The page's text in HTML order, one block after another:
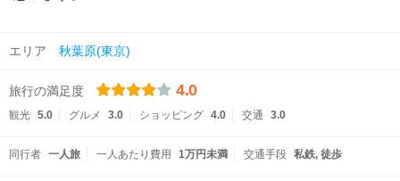
エリア 秋葉原(東京)
旅行の満足度 4.0
観光 5.0 グルメ 3.0 ショッピング 4.0 交通 3.0
同行者 一人旅 一人あたり費用 1万円未満 交通手段 私鉄 徒歩